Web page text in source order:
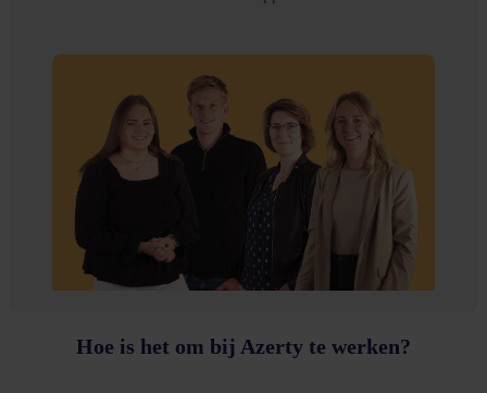
Hoe is het om bij Azerty te werken?